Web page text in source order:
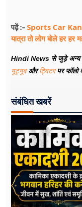
पढ़ें :- Sports Car
यात्रा तो लोग बोले हर हर
Hindi News से जुड़े अन्य
यूट्यूबऔरट्विटरपर फॉलो
संबंधित खबरें